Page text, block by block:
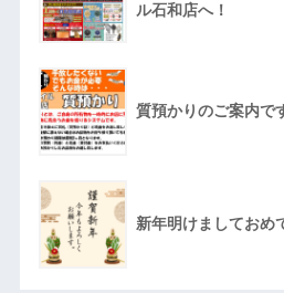
ル石和店へ！
質預かりのご案内で
新年明けましておめ